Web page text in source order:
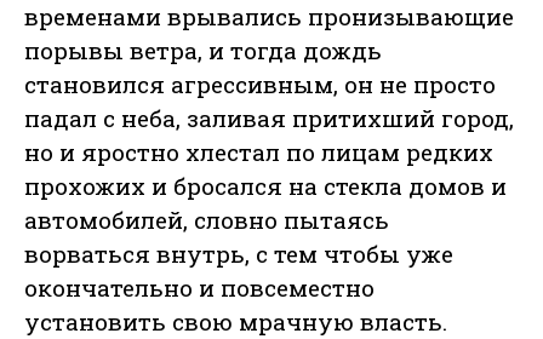
временами врывались пронизывающие
порывы ветра, и тогда дождь
становился агрессивным, он не просто
падал с неба, заливая притихший город,
но и яростно хлестал по лицам редких
прохожих и бросался на стекла домов и
автомобилей, словно пытаясь
ворваться внутрь, с тем чтобы уже
окончательно и повсеместно
установить свою мрачную власть.